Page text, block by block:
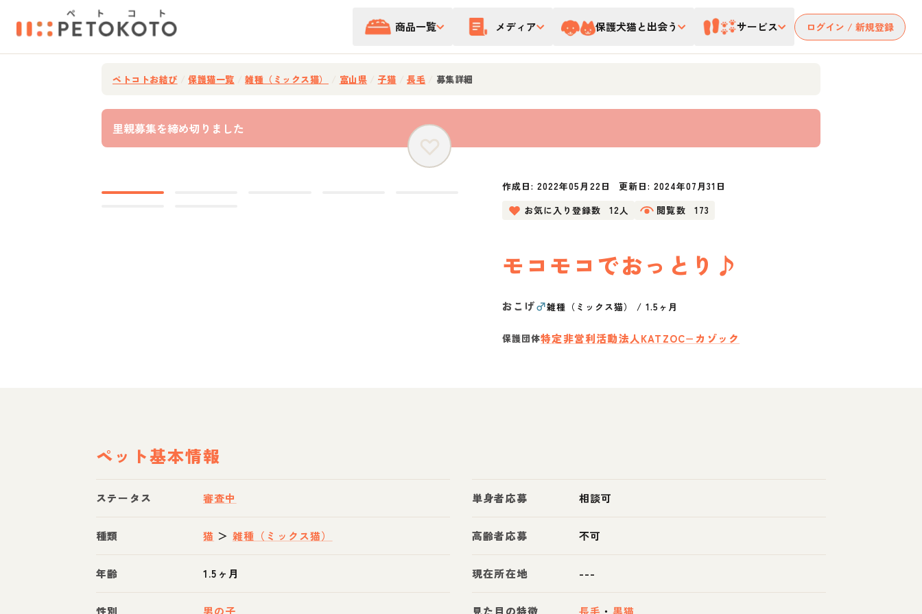
商品一覧 メディア 保護犬猫と出会う サービス ログイン / 新規登録
ペトコトお結び 保護猫一覧 雑種（ミックス猫） 富山県 子猫 長毛 募集詳細
里親募集を締め切りました
作成日:2022年05月22日 更新日: 2024年07月31日
お気に入り登録数
12人 閲覧数 173
モコモコでおっとり♪
おこげ♂雑種（ミックス猫） /1.5ヶ月
保護団体特定非営利活動法人KATZOC−カゾック
ペット基本情報
ステータス 審査中
種類 猫 ＞ 雑種（ミックス猫）
年齢 1.5ヶ月
性別 男の子
単身者応募 相談可
高齢者応募 不可
現在所在地 ---
見た目の特徴 長毛 ・ 黒猫